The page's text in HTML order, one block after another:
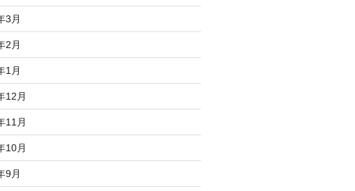
3月
2月
1月
12月
11月
10月
9月